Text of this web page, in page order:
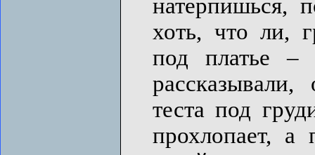
натерпишься,
хоть, что ли,
под платье –
теста под
прохлопает, а